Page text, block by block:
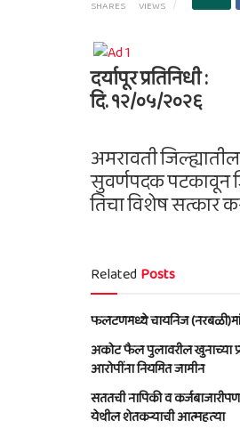
SHARES VIEWS
दर्यापूर प्रतिनिधी :
दि. १२/०५/२०२६
अमरावती
सुवर्णपदक पटकावून
तिचा विशेष सत्कार
Related Posts
फलटणमध्ये चायनिज
अकोट फैल पुलावरील खुनाच्या
आरोपींना नियमित जामीन
सततची नापिकी व
येथील शेतकऱ्याची आत्महत्या